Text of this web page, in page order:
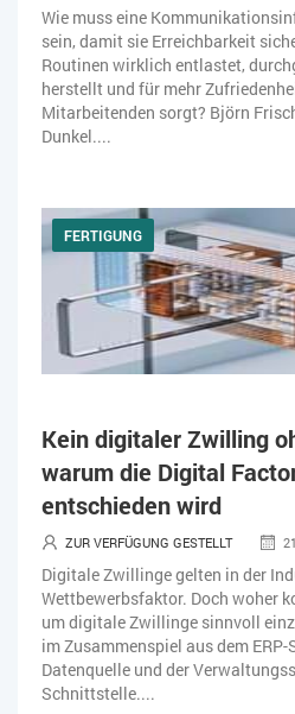
Wie muss eine
sein, damit sie Erreichbarkeit
Routinen wirklich entlastet,
herstellt und für mehr
Mitarbeitenden sorgt? Björn
Dunkel....
FERTIGUNG
Kein digitaler Zwilling
warum die Digital
entschieden wird
ZUR VERFÜGUNG GESTELLT
Digitale Zwillinge gelten in der
Wettbewerbsfaktor. Doch woher
um digitale Zwillinge sinnvoll
im Zusammenspiel aus dem
Datenquelle und der
Schnittstelle....